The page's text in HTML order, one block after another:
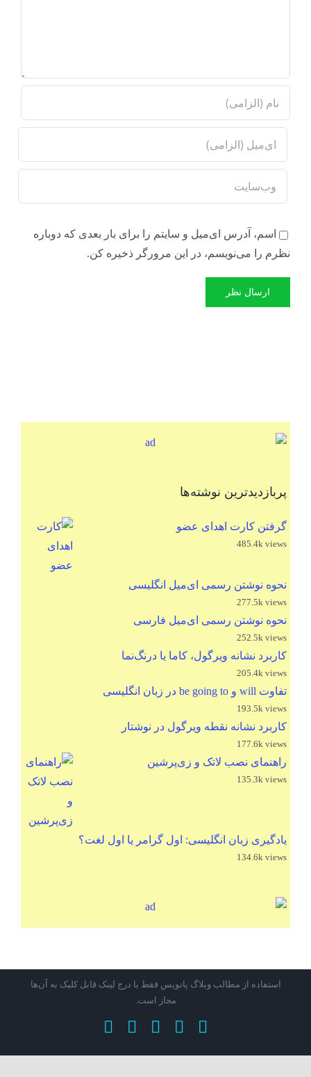
اسم، آدرس ای‌میل و سایتم را برای بار بعدی که دوباره
نظرم را می‌نویسم، در این مرورگر ذخیره کن.
پربازدیدترین نوشته‌ها
گرفتن کارت اهدای عضو
485.4k views
نحوه نوشتن رسمی ای‌میل انگلیسی
277.5k views
نحوه نوشتن رسمی ای‌میل فارسی
252.5k views
کاربرد نشانه ویرگول، کاما یا درنگ‌نما
205.4k views
تفاوت will و be going to در زبان انگلیسی
193.5k views
کاربرد نشانه نقطه ویرگول در نوشتار
177.6k views
راهنمای نصب لاتک و زی‌پرشین
135.3k views
یادگیری زبان انگلیسی: اول گرامر یا اول لغت؟
134.6k views
استفاده از مطالب وبلاگ پانویس فقط با درج لینک قابل کلیک به آن‌ها
مجاز است.
Instagramتلگرام
پست